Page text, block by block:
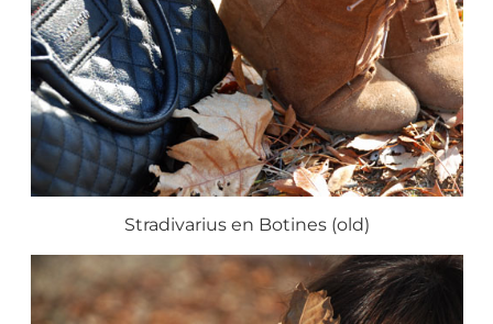
Stradivarius en Botines (old)